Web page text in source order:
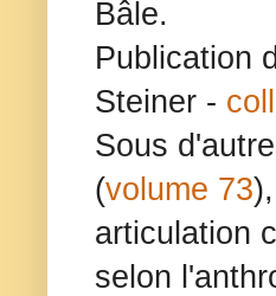
Bâle.
Publication
Steiner -
Sous
(volume 73
articulation
selon